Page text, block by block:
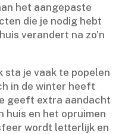
het aangepaste
die je nodig hebt
verandert na zo’n
sta je vaak te popelen
in de winter heeft
geeft extra aandacht
huis en het opruimen
wordt letterlijk en